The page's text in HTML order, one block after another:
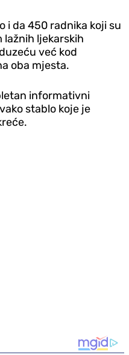
i da 450 radnika koji su
lažnih ljekarskih
već kod
oba mjesta.
informativni
stablo koje je